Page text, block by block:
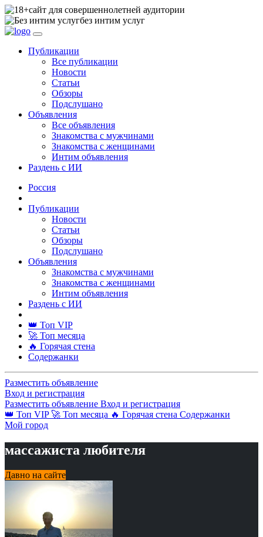
сайт для совершеннолетней аудитории
без интим услуг
Публикации
Все публикации
Новости
Статьи
Обзоры
Подслушано
Объявления
Все объявления
Знакомства с мужчинами
Знакомства с женщинами
Интим объявления
Раздень с ИИ
Россия
Публикации
Новости
Статьи
Обзоры
Подслушано
Объявления
Знакомства с мужчинами
Знакомства с женщинами
Интим объявления
Раздень с ИИ
👑 Топ VIP
🚀 Топ месяца
🔥 Горячая стена
Содержанки
Разместить объявление
Вход и регистрация
Разместить объявление Вход и регистрация
👑 Топ VIP 🚀 Топ месяца 🔥 Горячая стена Содержанки
Мой город
массажиста любителя
Давно на сайте